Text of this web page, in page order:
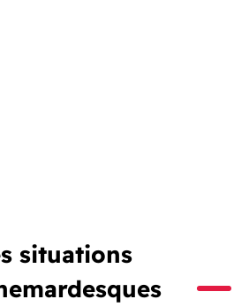
situations